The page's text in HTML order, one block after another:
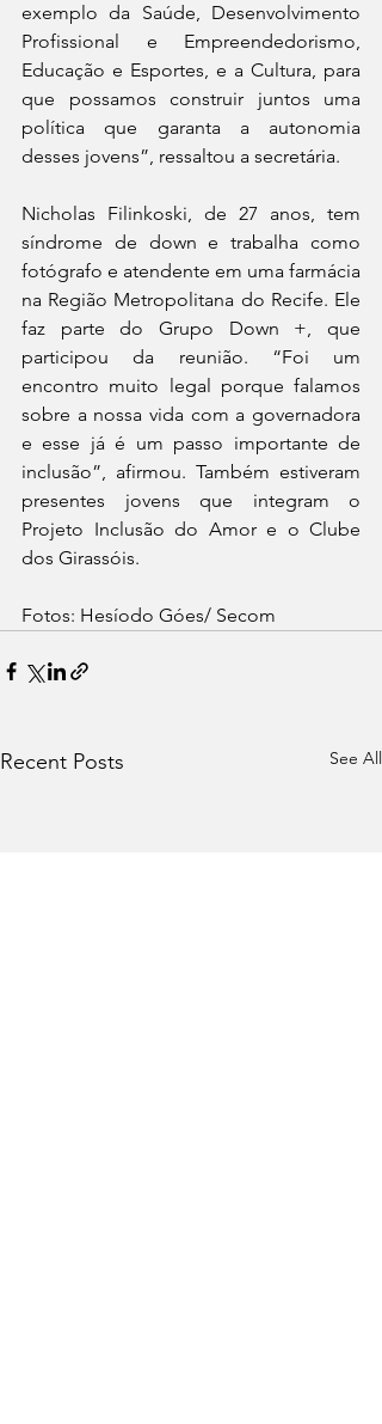
exemplo da Saúde, Desenvolvimento
Profissional e Empreendedorismo,
Educação e Esportes, e a Cultura, para
que possamos construir juntos uma
política que garanta a autonomia
desses jovens”, ressaltou a secretária.
Nicholas Filinkoski, de 27 anos, tem
síndrome de down e trabalha como
fotógrafo e atendente em uma farmácia
na Região Metropolitana do Recife. Ele
faz parte do Grupo Down +, que
participou da reunião. “Foi um
encontro muito legal porque falamos
sobre a nossa vida com a governadora
e esse já é um passo importante de
inclusão”, afirmou. Também estiveram
presentes jovens que integram o
Projeto Inclusão do Amor e o Clube
dos Girassóis.
Fotos: Hesíodo Góes/ Secom
Recent Posts See All